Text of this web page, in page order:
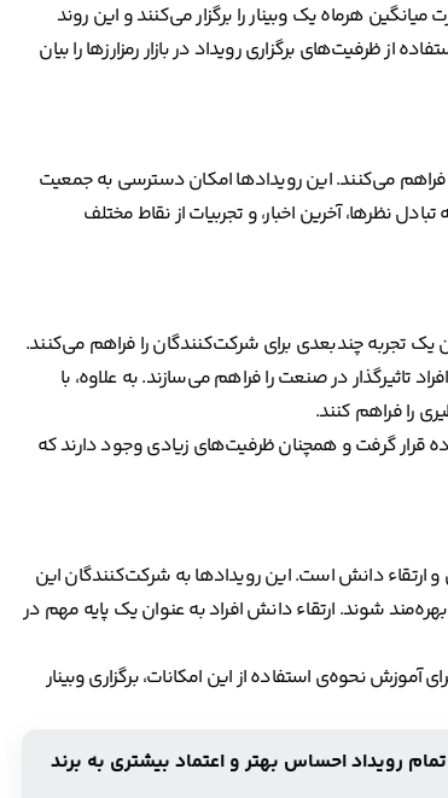
هرماه یک وبینار را برگزار می‌کنند و این روند
ظرفیت‌های برگزاری رویداد در بازار رمزارزها را بیان
فراهم می‌کنند. این رویدادها امکان دسترسی به جمعیت
نظرها، آخرین اخبار، و تجربیات از نقاط مختلف
یک تجربه چندبعدی برای شرکت‌کنندگان را فراهم می‌کنند.
تاثیرگذار در صنعت را فراهم می‌سازند. به علاوه، با
را فراهم کنند.
قرار گرفت و همچنان ظرفیت‌های زیادی وجود دارند که
ارتقاء دانش است. این رویدادها به شرکت‌کنندگان این
شوند. ارتقاء دانش افراد به عنوان یک پایه مهم در
نحوه‌ی استفاده از این امکانات، برگزاری وبینار
از اتمام رویداد احساس بهتر و اعتماد بیشتری به برند